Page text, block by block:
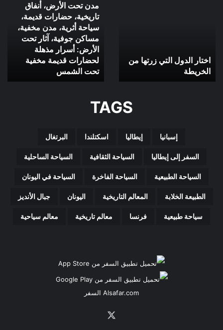
اختار الدول التي زرتها من
الخريطة
تحت
الأرض،
أنفاق
تاريخية،
حضارات
قديمة،
سياحة
أثرية،
مخفية،
مساكن
آثار
الأرض:
مذهلة
قديمة
تحت
مدن تحت الأرض، أنفاق
تاريخية، حضارات قديمة،
سياحة أثرية، مدن مخفية،
مساكن جوفية، آثار تحت
الأرض: أسرار مذهلة
لحضارات قديمة مخفية
تحت الشمس
TAGS
إسبانيا إيطاليا اسكتلندا البرتغال
السفر إلى إيطاليا السياحة الثقافية السياحة الساحلية
السياحة الطبيعية السياحة الفاخرة السياحة في اليونان
الطبيعة الخلابة المعالم التاريخية اليونان جبال الأنديز
سياحة طبيعية فرنسا معالم تاريخية معالم سياحية
Alsafar.com السفر